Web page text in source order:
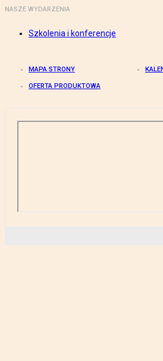
NASZE WYDARZENIA
Szkolenia i konferencje
MAPA STRONY
OFERTA PRODUKTOWA